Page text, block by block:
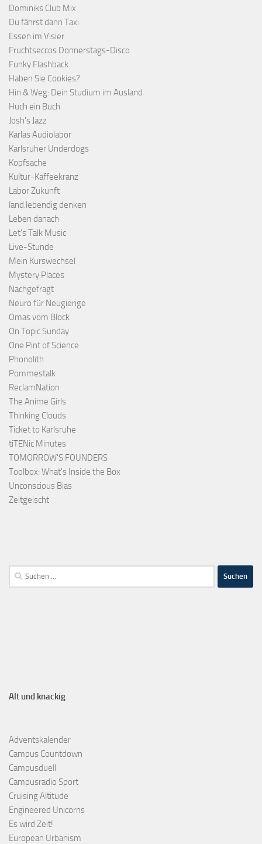
Dominiks Club Mix
Du fährst dann Taxi
Essen im Visier
Fruchtseccos Donnerstags-Disco
Funky Flashback
Haben Sie Cookies?
Hin & Weg: Dein Studium im Ausland
Huch ein Buch
Josh's Jazz
Karlas Audiolabor
Karlsruher Underdogs
Kopfsache
Kultur-Kaffeekranz
Labor Zukunft
land.lebendig denken
Leben danach
Let's Talk Music
Live-Stunde
Mein Kurswechsel
Mystery Places
Nachgefragt
Neuro für Neugierige
Omas vom Block
On Topic Sunday
One Pint of Science
Phonolith
Pommestalk
ReclamNation
The Anime Girls
Thinking Clouds
Ticket to Karlsruhe
tiTENic Minutes
TOMORROW'S FOUNDERS
Toolbox: What's Inside the Box
Unconscious Bias
Zeitgeischt
Alt und knackig
Adventskalender
Campus Countdown
Campusduell
Campusradio Sport
Cruising Altitude
Engineered Unicorns
Es wird Zeit!
European Urbanism